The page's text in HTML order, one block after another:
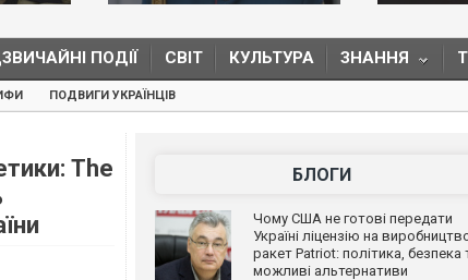
ПОДІЇ СВІТ КУЛЬТУРА ЗНАННЯ
ПОДВИГИ УКРАЇНЦІВ
The
БЛОГИ
Чому США не готові передати
Україні ліцензію на
ракет Patriot: політика, безпека
можливі альтернативи